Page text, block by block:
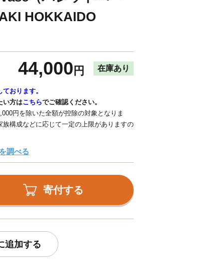
HOKKAIDO
44,000 円 在庫あり
おります。
い方はこちらでご確認ください。
円を除いた全額が控除の対象となりま
構成などに応じて一定の上限がありますの
調べる
寄付する
追加する